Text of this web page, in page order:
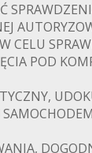
CELU
POD